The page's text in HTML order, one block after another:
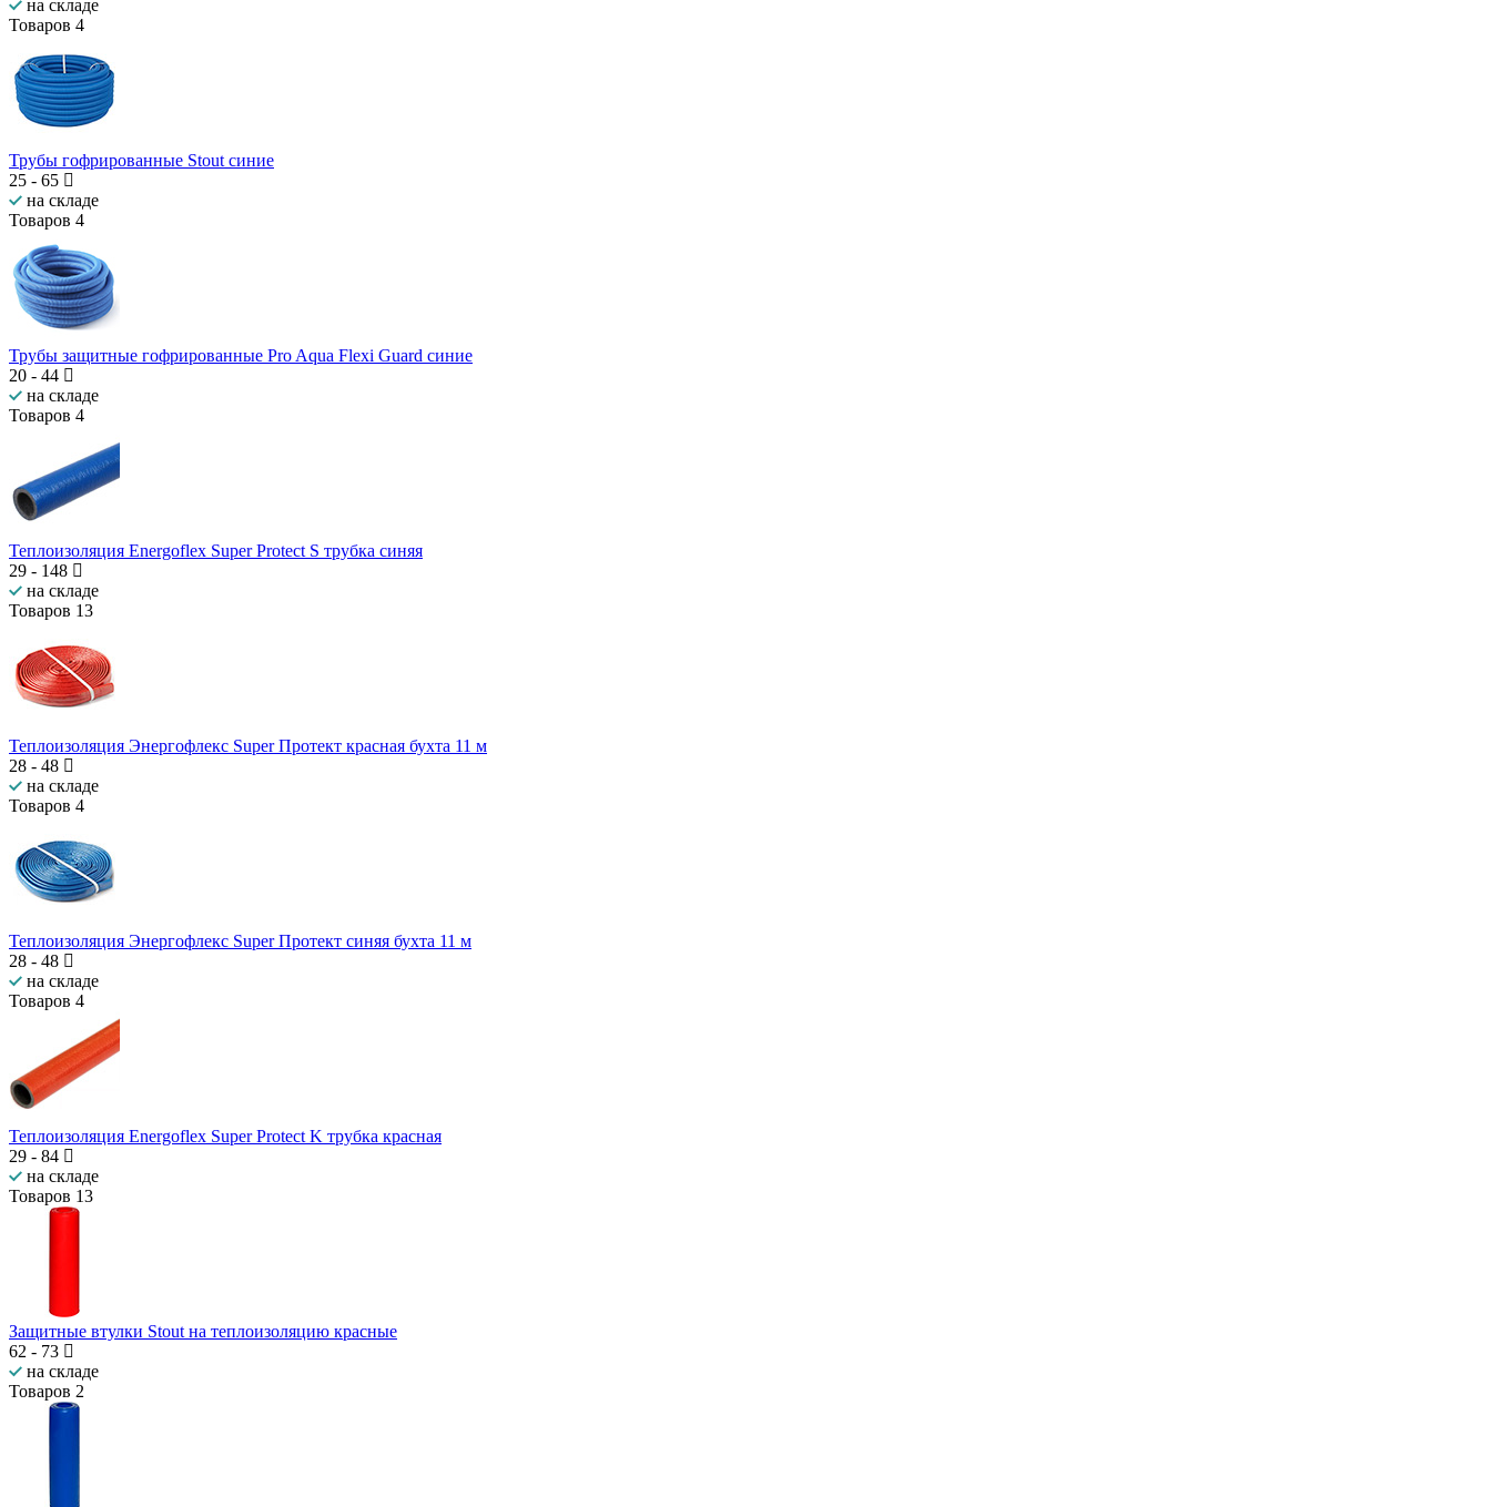
на складе
Товаров 4
Трубы гофрированные Stout синие
25 - 65
на складе
Товаров 4
Трубы защитные гофрированные Pro Aqua Flexi Guard синие
20 - 44
на складе
Товаров 4
Теплоизоляция Energoflex Super Protect S трубка синяя
29 - 148
на складе
Товаров 13
Теплоизоляция Энергофлекс Super Протект красная бухта 11 м
28 - 48
на складе
Товаров 4
Теплоизоляция Энергофлекс Super Протект синяя бухта 11 м
28 - 48
на складе
Товаров 4
Теплоизоляция Energoflex Super Protect K трубка красная
29 - 84
на складе
Товаров 13
Защитные втулки Stout на теплоизоляцию красные
62 - 73
на складе
Товаров 2